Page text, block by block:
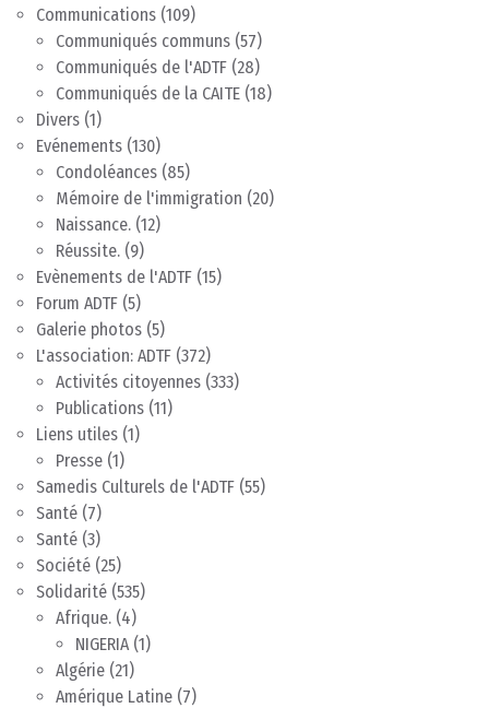
Communications (109)
Communiqués communs (57)
Communiqués de l'ADTF (28)
Communiqués de la CAITE (18)
Divers (1)
Evénements (130)
Condoléances (85)
Mémoire de l'immigration (20)
Naissance. (12)
Réussite. (9)
Evènements de l'ADTF (15)
Forum ADTF (5)
Galerie photos (5)
L'association: ADTF (372)
Activités citoyennes (333)
Publications (11)
Liens utiles (1)
Presse (1)
Samedis Culturels de l'ADTF (55)
Santé (7)
Santé (3)
Société (25)
Solidarité (535)
Afrique. (4)
NIGERIA(1)
Algérie (21)
Amérique Latine (7)